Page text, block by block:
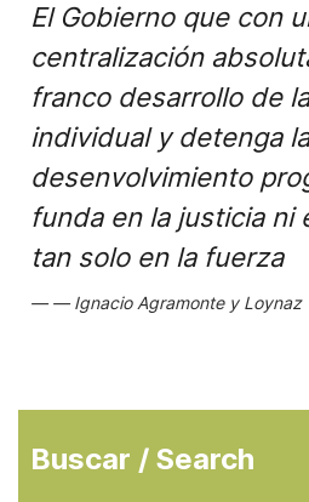
El Gobierno que con
centralización
franco desarrollo de
individual y detenga
desenvolvimiento
funda en la justicia ni
tan solo en la fuerza
Ignacio Agramonte y Loynaz
Buscar / Search